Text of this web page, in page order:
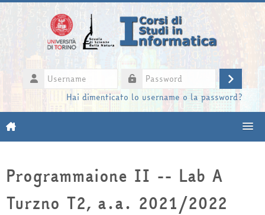
Vai al contenuto principale
Username
Login
Hai dimenticato lo username o la password?
UniTO
Programmaione II -- Lab A
Turzno T2, a.a. 2021/2022